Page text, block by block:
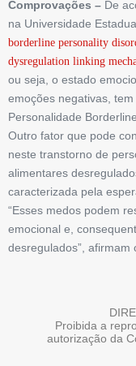
Comprovações – De
na Universidade
borderline personality
dysregulation linking
ou seja, o estado
emoções negativas,
Personalidade
Outro fator que pode
neste transtorno de
alimentares
caracterizada pela
“Esses medos podem
emocional e,
desregulados”, afirmam
Proibida a
autorização da